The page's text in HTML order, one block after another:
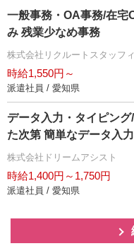
一般事務・OA事務/在宅
み 残業少なめ事務
株式会社リクルートスタッフ
時給1,550円～
派遣社員 / 愛知県
データ入力・タイピン
た次第 簡単なデータ入力
株式会社ドリームアシスト
時給1,400円～1,750円
派遣社員 / 愛知県